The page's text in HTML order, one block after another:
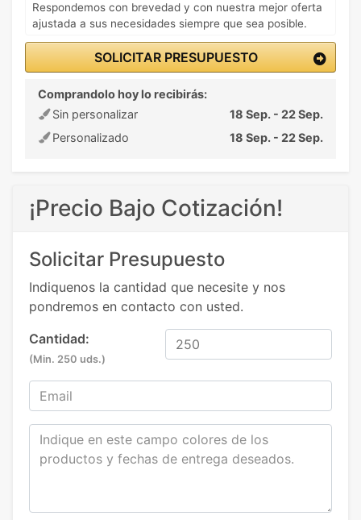
Respondemos con brevedad y con nuestra mejor oferta
ajustada a sus necesidades siempre que sea posible.
SOLICITAR PRESUPUESTO
Comprandolo hoy lo recibirás:
Sin personalizar
18 Sep. - 22 Sep.
Personalizado
18 Sep. - 22 Sep.
¡Precio Bajo Cotización!
Solicitar Presupuesto
Indiquenos la cantidad que necesite y nos
pondremos en contacto con usted.
Cantidad:
(Min. 250 uds.)